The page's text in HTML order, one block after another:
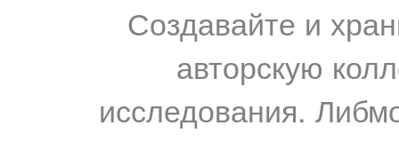
Создавайте и
авторскую
исследования.